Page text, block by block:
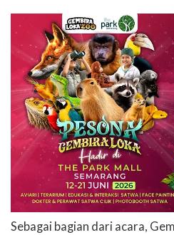
Sebagai bagian dari acara,